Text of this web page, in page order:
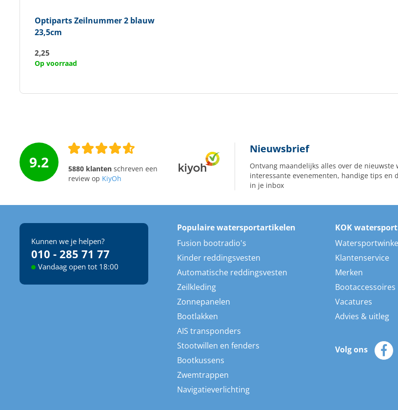
OptipartsZeilnummer 2 blauw
23,5cm
2,25
Op voorraad
9.2 5880 klantenschreven een
review op KiyOh
Nieuwsbrief
Ontvang maandelijks alles over de
interessante evenementen, handige tips en
in je inbox
Kunnen we je helpen?
010 - 285 71 77
Vandaag open tot 18:00
Populaire watersportartikelen
Fusion bootradio's
Kinder reddingsvesten
Automatische reddingsvesten
Zeilkleding
Zonnepanelen
Bootlakken
AIS transponders
Stootwillen en fenders
Bootkussens
Zwemtrappen
Navigatieverlichting
KOK watersport
Klantenservice
Merken
Bootaccessoires
Vacatures
Advies & uitleg
Volg ons